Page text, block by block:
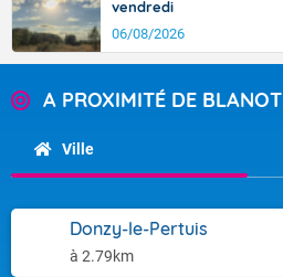
vendredi
06/08/2026
A PROXIMITÉ DE BLANOT
Ville
Donzy-le-Pertuis
à 2.79km